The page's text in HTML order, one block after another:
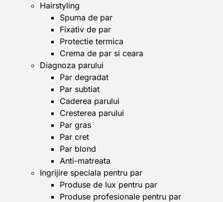
Hairstyling
Spuma de par
Fixativ de par
Protectie termica
Crema de par si ceara
Diagnoza parului
Par degradat
Par subtiat
Caderea parului
Cresterea parului
Par gras
Par cret
Par blond
Anti-matreata
Ingrijire speciala pentru par
Produse de lux pentru par
Produse profesionale pentru par